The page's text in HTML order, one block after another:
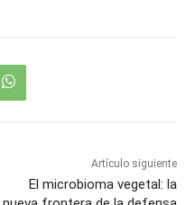
Artículo siguiente
El microbioma vegetal: la